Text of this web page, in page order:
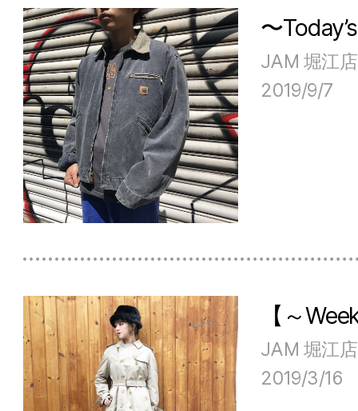
〜
JAM 堀江店
2019/9/7
【～
JAM 堀江店
2019/3/16